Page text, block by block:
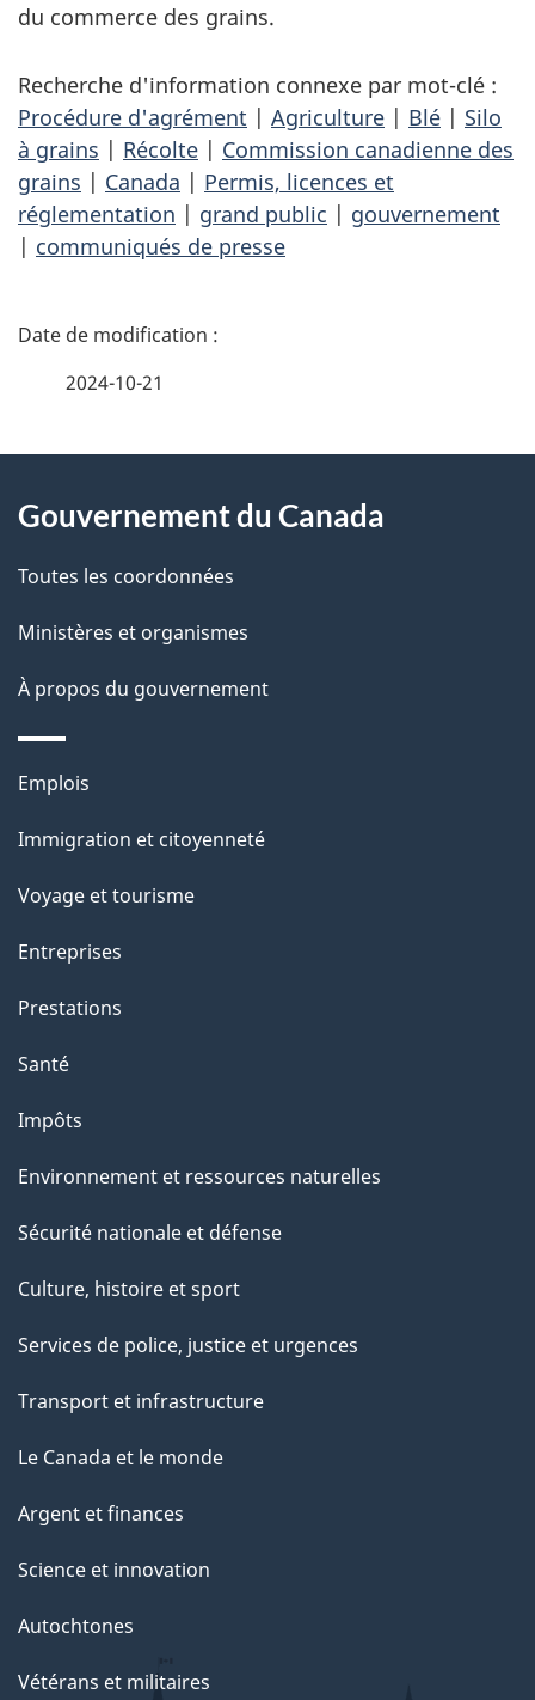
du commerce des grains.
Recherche d'information connexe par mot-clé :
Procédure d'agrément | Agriculture | Blé | Silo
à grains | Récolte | Commission canadienne des
grains | Canada | Permis, licences et
réglementation | grand public | gouvernement
| communiqués de presse
D
i
l
s
d
e
l
a
p
a
g
e
2024-10-21
propos
de
ce
site
Gouvernement du Canada
Toutes les coordonnées
Ministères et organismes
À propos du gouvernement
Thèmes
sujets
Emplois
Immigration et citoyenneté
Voyage et tourisme
Entreprises
Prestations
Santé
Impôts
Environnement et ressources naturelles
Sécurité nationale et défense
Culture, histoire et sport
Services de police, justice et urgences
Transport et infrastructure
Le Canada et le monde
Argent et finances
Science et innovation
Autochtones
Vétérans et militaires